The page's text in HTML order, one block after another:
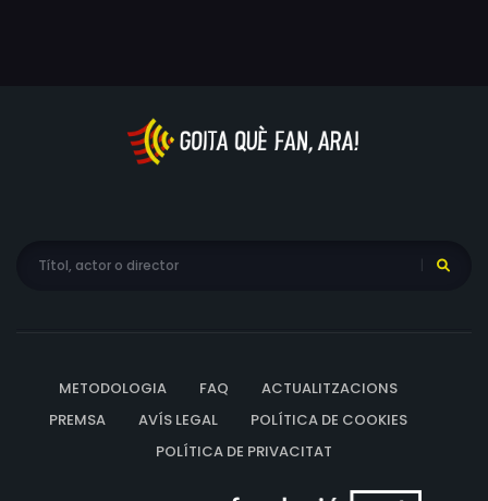
METODOLOGIA FAQ
ACTUALITZACIONS
PREMSA
AVÍS LEGAL
POLÍTICA DE COOKIES
POLÍTICA DE PRIVACITAT